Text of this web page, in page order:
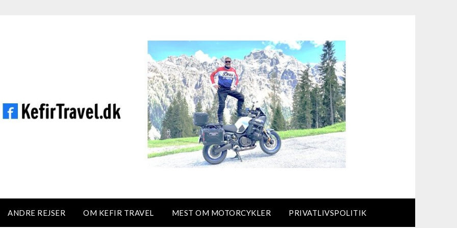
ANDRE REJSER OM KEFIR TRAVEL MEST OM MOTORCYKLER PRIVATLIVSPOLITIK